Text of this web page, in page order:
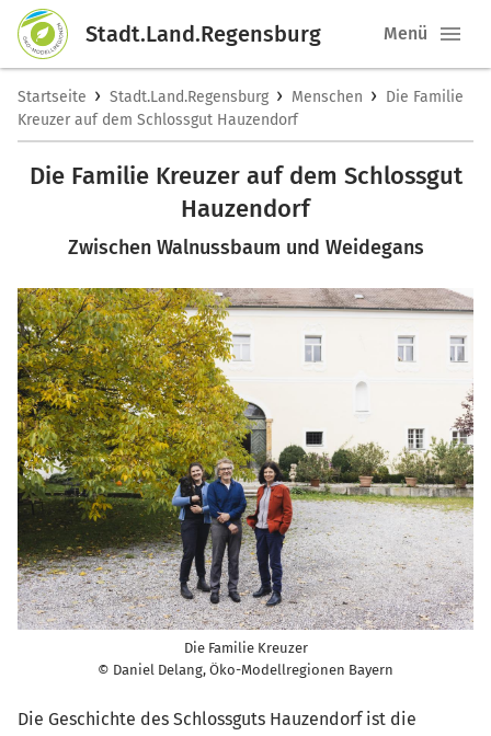
Stadt.Land.Regensburg Menü
Startseite › Stadt.Land.Regensburg › Menschen › Die Familie
Kreuzer auf dem Schlossgut Hauzendorf
Die Familie Kreuzer auf dem Schlossgut
Hauzendorf
Zwischen Walnussbaum und Weidegans
Die Familie Kreuzer
© Daniel Delang, Öko-Modellregionen Bayern
Die Geschichte des Schlossguts Hauzendorf ist die